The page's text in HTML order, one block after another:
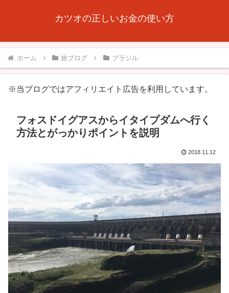
カツオの正しいお金の使い方
ホーム 旅ブログ ブラジル
※当ブログではアフィリエイト広告を利用しています。
フォスドイグアスからイタイプダムへ行く
方法とがっかりポイントを説明
2018.11.12